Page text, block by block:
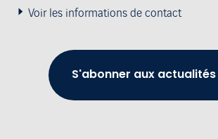
Voir les informations de contact
S'abonner aux actualités